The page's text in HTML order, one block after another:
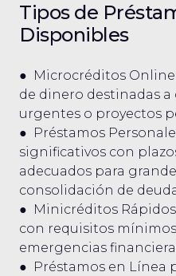
Tipos de
Disponibles
● Microcréditos
de dinero destinadas
urgentes o proyectos
● Préstamos
significativos con
adecuados para
consolidación de
● Minicréditos
con requisitos
emergencias
● Préstamos en Línea